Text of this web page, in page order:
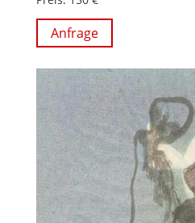
Anfrage